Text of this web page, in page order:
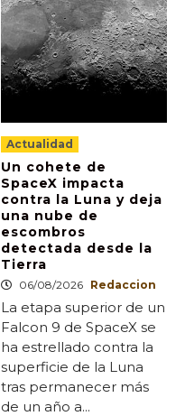
Actualidad
Un cohete de
SpaceX impacta
contra la Luna y deja
una nube de
escombros
detectada desde la
Tierra
06/08/2026 Redaccion
La etapa superior de un
Falcon 9 de SpaceX se
ha estrellado contra la
superficie de la Luna
tras permanecer más
de un año a...